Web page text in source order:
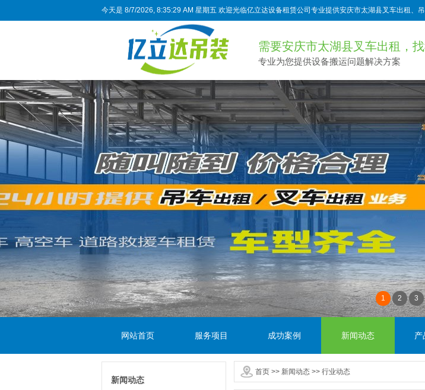
今天是 8/7/2026, 8:35:30 AM 星期五 欢迎光临亿立达设备租赁公司专业提供安庆市太湖县叉车出租、
需要安庆市太湖县叉车出租，
专业为您提供设备搬运问题解决方案
1 2 3
网站首页 服务项目 成功案例 新闻动态 产
首页>> 新闻动态>> 行业动态
新闻动态